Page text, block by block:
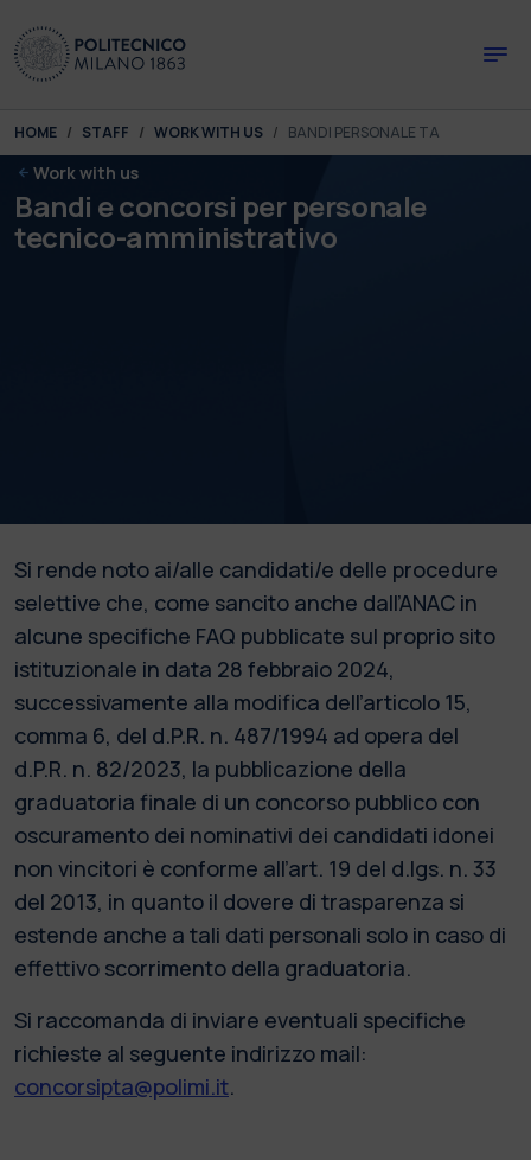
You are here:
HOME STAFF WORK WITH US BANDI PERSONALE TA
Work with us
Bandi e concorsi per personale
tecnico-amministrativo
Si rende noto ai/alle candidati/e delle procedure
selettive che, come sancito anche dall’ANAC in
alcune specifiche FAQ pubblicate sul proprio sito
istituzionale in data 28 febbraio 2024,
successivamente alla modifica dell’articolo 15,
comma 6, del d.P.R. n. 487/1994 ad opera del
d.P.R. n. 82/2023, la pubblicazione della
graduatoria finale di un concorso pubblico con
oscuramento dei nominativi dei candidati idonei
non vincitori è conforme all’art. 19 del d.lgs. n. 33
del 2013, in quanto il dovere di trasparenza si
estende anche a tali dati personali solo in caso di
effettivo scorrimento della graduatoria.
Si raccomanda di inviare eventuali specifiche
richieste al seguente indirizzo mail:
concorsipta@polimi.it.